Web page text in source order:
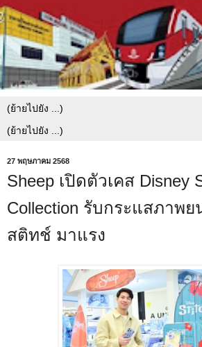
27 พฤษภาคม 2568
Sheep เปิดตัวเคส Disney
Collection รับกระแสภาพ
สติทช์ มาแรง